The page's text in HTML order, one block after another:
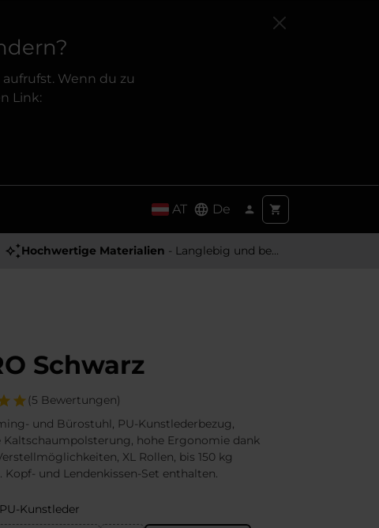
Wenn du zu
Link:
AT De
Hochwertige Materialien - Langlebig und besonders Angenehm
Schwarz
(5 Bewertungen)
und Bürostuhl, PU-Kunstlederbezug,
Kaltschaumpolsterung, hohe Ergonomie dank
XL Rollen, bis 150 kg
Kopf- und Lendenkissen-Set enthalten.
PU-Kunstleder